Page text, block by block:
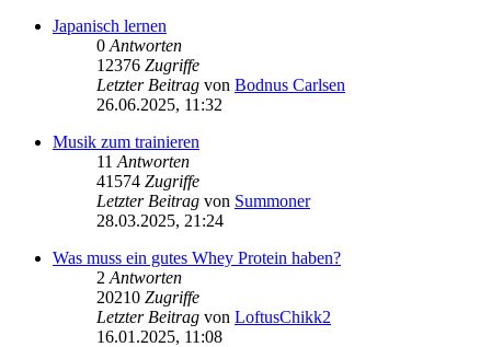
Japanisch lernen
0 Antworten
12376 Zugriffe
Letzter Beitrag von Bodnus Carlsen
26.06.2025, 11:32
Musik zum trainieren
11 Antworten
41574 Zugriffe
Letzter Beitrag von Summoner
28.03.2025, 21:24
Was muss ein gutes Whey Protein haben?
2 Antworten
20210 Zugriffe
Letzter Beitrag von LoftusChikk2
16.01.2025, 11:08